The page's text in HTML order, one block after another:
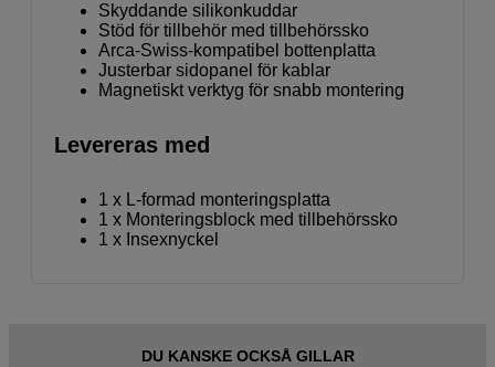
Skyddande silikonkuddar
Stöd för tillbehör med tillbehörssko
Arca-Swiss-kompatibel bottenplatta
Justerbar sidopanel för kablar
Magnetiskt verktyg för snabb montering
Levereras med
1 x L-formad monteringsplatta
1 x Monteringsblock med tillbehörssko
1 x Insexnyckel
DU KANSKE OCKSÅ GILLAR